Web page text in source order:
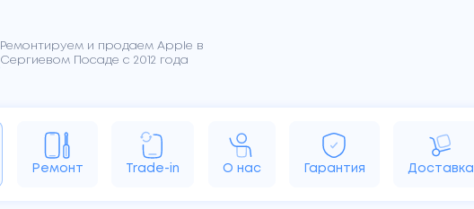
Ремонтируем и продаем Apple в
Сергиевом Посаде с 2012 года
Ремонт Trade-in О нас Гарантия Доставка
Apple Watch AirPods MacBook iMac Apple TV